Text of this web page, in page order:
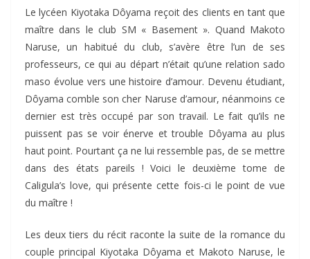
Le lycéen Kiyotaka Dôyama reçoit des clients en tant que
maître dans le club SM « Basement ». Quand Makoto
Naruse, un habitué du club, s’avère être l’un de ses
professeurs, ce qui au départ n’était qu’une relation sado
maso évolue vers une histoire d’amour. Devenu étudiant,
Dôyama comble son cher Naruse d’amour, néanmoins ce
dernier est très occupé par son travail. Le fait qu’ils ne
puissent pas se voir énerve et trouble Dôyama au plus
haut point. Pourtant ça ne lui ressemble pas, de se mettre
dans des états pareils ! Voici le deuxième tome de
Caligula’s love, qui présente cette fois-ci le point de vue
du maître !
Les deux tiers du récit raconte la suite de la romance du
couple principal Kiyotaka Dôyama et Makoto Naruse, le